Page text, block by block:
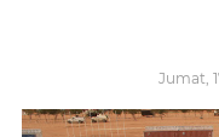
Jumat,